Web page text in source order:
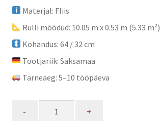
Materjal: Fliis
Rulli mõõdud: 10.05 m x 0.53 m (5.33 m²)
Kohandus: 64 / 32 cm
Tootjariik: Saksamaa
Tarneaeg: 5–10 tööpäeva